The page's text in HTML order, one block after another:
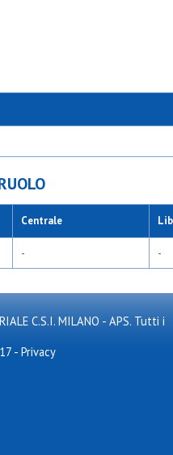
Centrale
- -
C.S.I. MILANO - APS. Tutti i
- Privacy